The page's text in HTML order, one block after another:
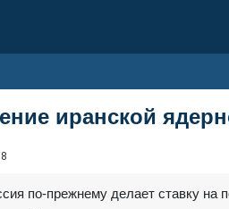
иранской
по-прежнему делает ставку на